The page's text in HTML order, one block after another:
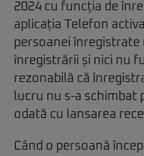
2024 cu funcția de
aplicația Telefon
persoanei
înregistrării și nici nu
rezonabilă că
lucru nu s-a schimbat
odată cu lansarea
Când o persoană